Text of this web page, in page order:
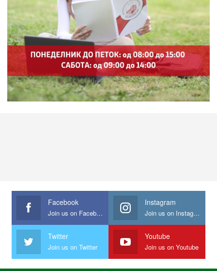
Facebook
Join us on Facebook
Instagram
Join us on Instagram
Twitter
Join us on Twitter
Youtube
Join us on Youtube